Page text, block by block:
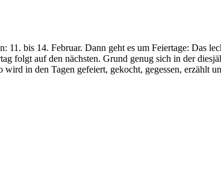
bis 14. Februar. Dann geht es um Feiertage: Das
folgt auf den nächsten. Grund genug sich in der
in den Tagen gefeiert, gekocht, gegessen, erzählt